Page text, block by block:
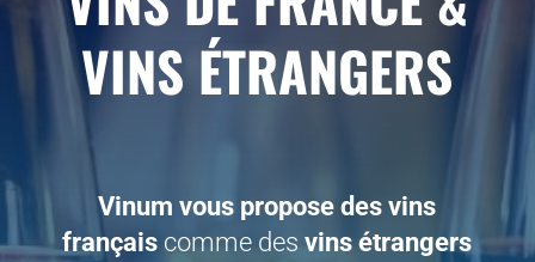
VINS ÉTRANGERS
Vinum vous propose des vins
français comme desvins étrangers